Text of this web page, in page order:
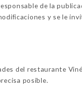
de la
y se le
del restaurante
posible.